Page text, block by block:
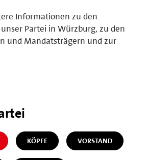
Informationen zu den
Partei in Würzburg, zu den
und Mandatsträgern und zur
KÖPFE VORSTAND